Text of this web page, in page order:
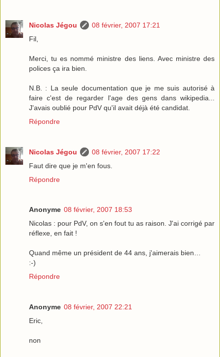
Nicolas Jégou
08 février, 2007 17:21
Fil,
Merci, tu es nommé ministre des liens. Avec ministre des
polices ça ira bien.
N.B. : La seule documentation que je me suis autorisé à
faire c'est de regarder l'age des gens dans wikipedia...
J'avais oublié pour PdV qu'il avait déjà été candidat.
Répondre
Nicolas Jégou
08 février, 2007 17:22
Faut dire que je m'en fous.
Répondre
Anonyme 08 février, 2007 18:53
Nicolas : pour PdV, on s'en fout tu as raison. J'ai corrigé par
réflexe, en fait !
Quand même un président de 44 ans, j'aimerais bien…
:-)
Répondre
Anonyme 08 février, 2007 22:21
Eric,
non